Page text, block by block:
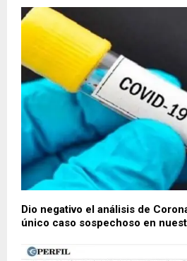
Dio negativo el análisis de
único caso sospechoso en